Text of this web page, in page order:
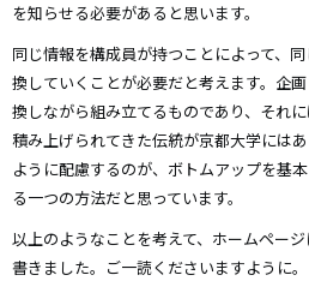
を知らせる必要があると思います。
同じ情報を構成員が持つことによって、
換していくことが必要だと考えます。企
換しながら組み立てるものであり、それ
積み上げられてきた伝統が京都大学には
ように配慮するのが、ボトムアップを基
る一つの方法だと思っています。
以上のようなことを考えて、ホームペー
書きました。ご一読くださいますように。